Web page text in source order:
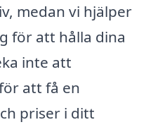
medan vi hjälper
för att hålla dina
inte att
att få en
priser i ditt